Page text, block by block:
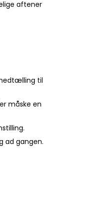
aftener
til
måske en
ad gangen.